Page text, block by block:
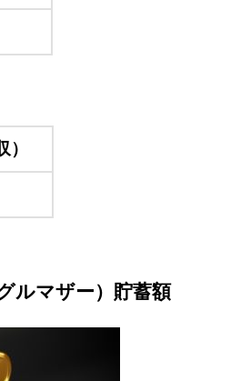
ルマザー）貯蓄額